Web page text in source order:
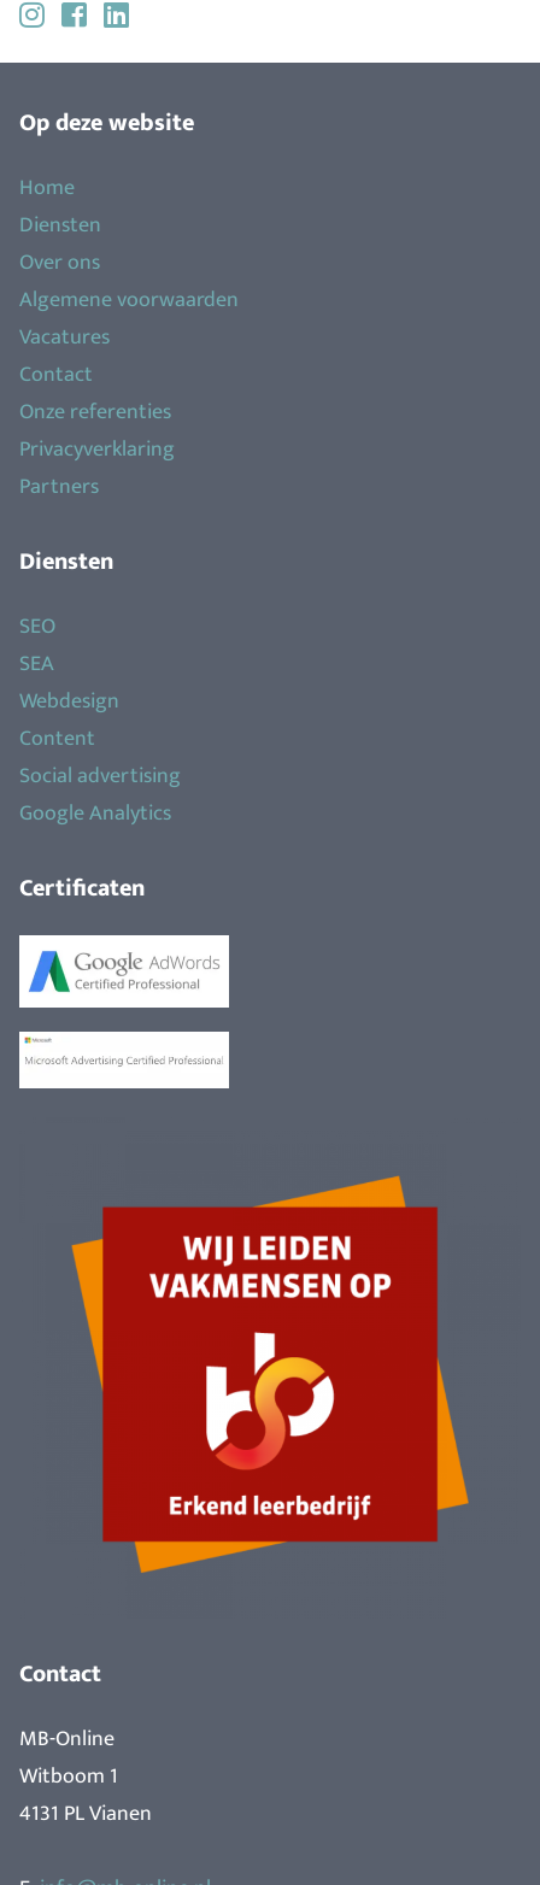
Op deze website
Home
Diensten
Over ons
Algemene voorwaarden
Vacatures
Contact
Onze referenties
Privacyverklaring
Partners
Diensten
SEO
SEA
Webdesign
Content
Social advertising
Google Analytics
Certificaten
Contact
MB-Online
Witboom 1
4131 PL Vianen